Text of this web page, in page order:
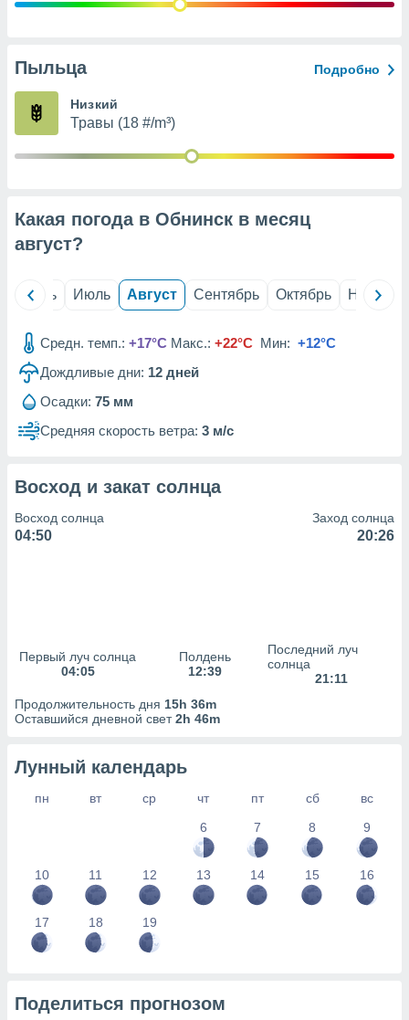
рекламы
сведения
1199
Пыльца Подробно
Низкий
Травы (18 #/m³)
Какая погода в Обнинск в месяц
август?
Июнь Июль Август Сентябрь Октябрь Ноябрь
Средн. темп.: +17°C Макс.: +22°C Мин: +12°C
Дождливые дни: 12 дней
Осадки: 75 мм
Средняя скорость ветра: 3 м/с
Восход и закат солнца
Восход солнца
04:50
Заход солнца
20:26
Первый луч солнца
04:05
Полдень
12:39
Последний луч
солнца
21:11
Продолжительность дня 15h 36m
Оставшийся дневной свет2h 46m
Лунный календарь
пн вт ср чт пт сб
вс
6
7 8 9
10 11 12 13 14 15 16
17 18 19
Поделиться прогнозом